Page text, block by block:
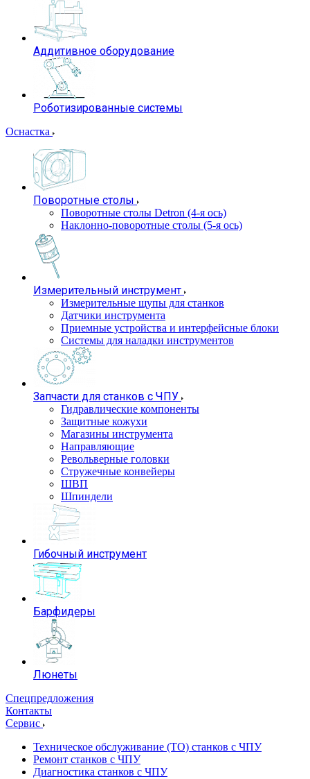
Аддитивное оборудование
Роботизированные системы
Оснастка
Поворотные столы
Поворотные столы Detron (4-я ось)
Наклонно-поворотные столы (5-я ось)
Измерительный инструмент
Измерительные щупы для станков
Датчики инструмента
Приемные устройства и интерфейсные блоки
Системы для наладки инструментов
Запчасти для станков с ЧПУ
Гидравлические компоненты
Защитные кожухи
Магазины инструмента
Направляющие
Револьверные головки
Стружечные конвейеры
ШВП
Шпиндели
Гибочный инструмент
Барфидеры
Люнеты
Спецпредложения
Контакты
Сервис
Техническое обслуживание (ТО) станков с ЧПУ
Ремонт станков с ЧПУ
Диагностика станков с ЧПУ